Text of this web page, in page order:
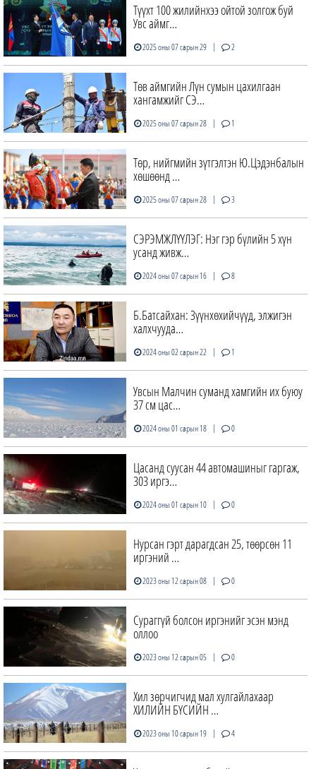
Түүхт 100 жилийнхээ ойтой золгож буй
Увс аймг…
2025 оны 07 сарын 29 | 2
Төв аймгийн Лүн сумын цахилгаан
хангамжийг СЭ…
2025 оны 07 сарын 28 | 1
Төр, нийгмийн зүтгэлтэн Ю.Цэдэнбалын
хөшөөнд …
2025 оны 07 сарын 28 | 3
СЭРЭМЖЛҮҮЛЭГ: Нэг гэр бүлийн 5 хүн
усанд живж…
2024 оны 07 сарын 16 | 8
Б.Батсайхан: Зүүнхөхийчүүд, элжигэн
халхчууда…
2024 оны 02 сарын 22 | 1
Увсын Малчин суманд хамгийн их буюу
37 см цас…
2024 оны 01 сарын 18 | 0
Цасанд суусан 44 автомашиныг гаргаж,
303 иргэ…
2024 оны 01 сарын 10 | 0
Нурсан гэрт дарагдсан 25, төөрсөн 11
иргэний …
2023 оны 12 сарын 08 | 0
Сураггүй болсон иргэнийг эсэн мэнд
оллоо
2023 оны 12 сарын 05 | 0
Хил зөрчигчид мал хулгайлахаар
ХИЛИЙН БҮСИЙН …
2023 оны 10 сарын 19 | 4